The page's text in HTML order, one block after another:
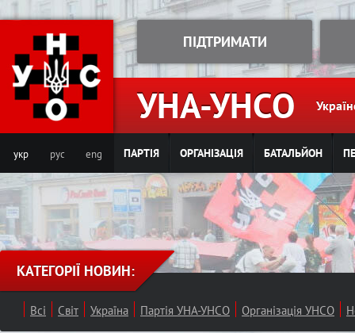
Jump to navigation
УНА-УНСО
ПІДТРИМАТИ
укр рус eng ПАРТІЯ ОРГАНІЗАЦІЯ БАТАЛЬЙОН
КАТЕГОРІЇ НОВИН:
Всі Світ Україна Партія УНА-УНСО Організація УНСО